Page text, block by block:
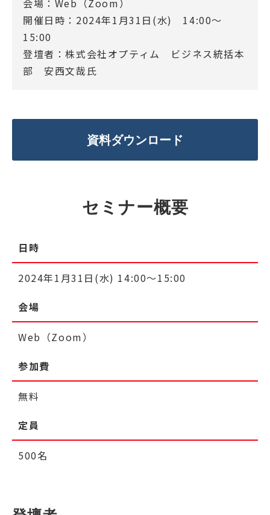
会場：Web（Zoom）
開催日時：2024年1月31日(水) 14:00～
15:00
登壇者：株式会社オプティム ビジネス統括本
部 安西文哉氏
資料ダウンロード
セミナー概要
日時
2024年1月31日(水) 14:00～15:00
会場
Web（Zoom）
参加費
無料
定員
500名